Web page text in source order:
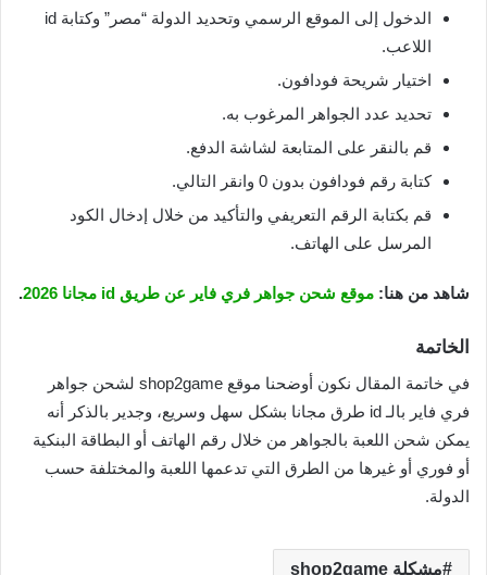
الدخول إلى الموقع الرسمي وتحديد الدولة “مصر” وكتابة id
اللاعب.
اختيار شريحة فودافون.
تحديد عدد الجواهر المرغوب به.
قم بالنقر على المتابعة لشاشة الدفع.
كتابة رقم فودافون بدون 0 وانقر التالي.
قم بكتابة الرقم التعريفي والتأكيد من خلال إدخال الكود
المرسل على الهاتف.
شاهد من هنا: موقع شحن جواهر فري فاير عن طريق id مجانا 2026 .
الخاتمة
في خاتمة المقال نكون أوضحنا موقع shop2game لشحن جواهر
فري فاير بالـ id طرق مجانا بشكل سهل وسريع، وجدير بالذكر أنه
يمكن شحن اللعبة بالجواهر من خلال رقم الهاتف أو البطاقة البنكية
أو فوري أو غيرها من الطرق التي تدعمها اللعبة والمختلفة حسب
الدولة.
مشكلة shop2game